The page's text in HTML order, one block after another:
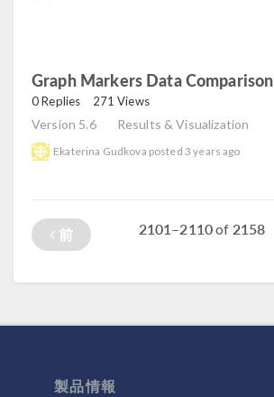
Graph Markers Data Comparison
0 Replies 271 Views
Version 5.6 Results & Visualization
Ekaterina Gudkova posted 3 years ago
前 2101–2110of 2158
製品情報